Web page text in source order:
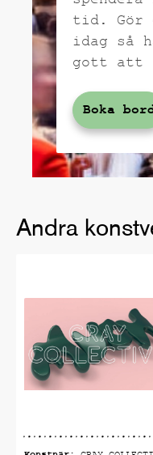
tid. Gör
idag så
gott att
Boka
Andra